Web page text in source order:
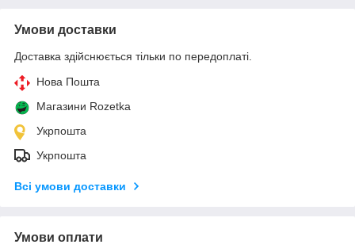
Умови доставки
Доставка здійснюється тільки по передоплаті.
Нова Пошта
Магазини Rozetka
Укрпошта
Укрпошта
Всі умови доставки
Умови оплати